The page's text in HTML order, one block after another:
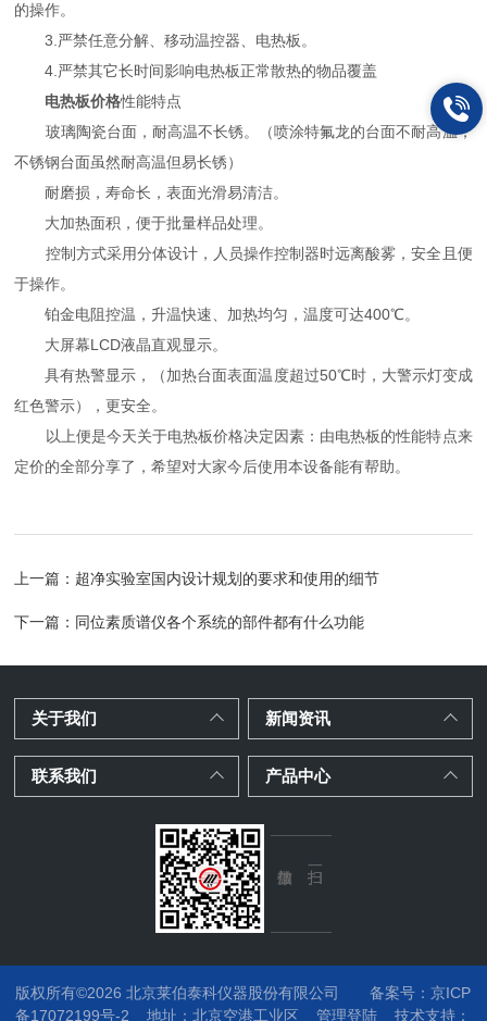
的操作。
3.严禁任意分解、移动温控器、电热板。
4.严禁其它长时间影响电热板正常散热的物品覆盖
电热板价格性能特点
玻璃陶瓷台面，耐高温不长锈。（喷涂特氟龙的台面不耐高温；
不锈钢台面虽然耐高温但易长锈）
耐磨损，寿命长，表面光滑易清洁。
大加热面积，便于批量样品处理。
控制方式采用分体设计，人员操作控制器时远离酸雾，安全且便
于操作。
铂金电阻控温，升温快速、加热均匀，温度可达400℃。
大屏幕LCD液晶直观显示。
具有热警显示，（加热台面表面温度超过50℃时，大警示灯变成
红色警示），更安全。
以上便是今天关于电热板价格决定因素：由电热板的性能特点来
定价的全部分享了，希望对大家今后使用本设备能有帮助。
上一篇： 超净实验室国内设计规划的要求和使用的细节
下一篇： 同位素质谱仪各个系统的部件都有什么功能
关于我们 新闻资讯
联系我们 产品中心
版权所有©2026 北京莱伯泰科仪器股份有限公司
备案号：京ICP
备17072199号-2
地址：北京空港工业区 管理登陆 技术支持：